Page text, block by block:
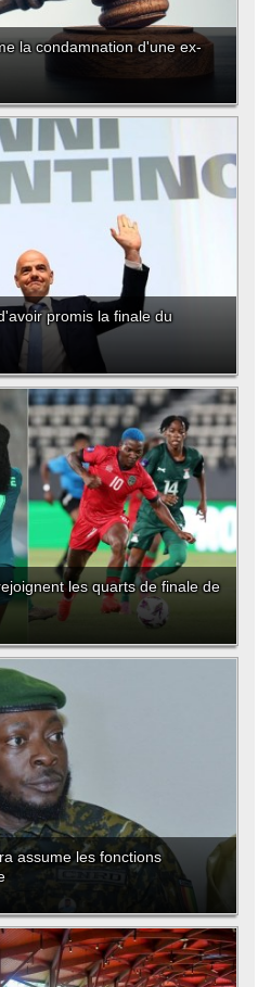
la condamnation d'une ex-
promis la finale du
les quarts de finale de
assume les fonctions